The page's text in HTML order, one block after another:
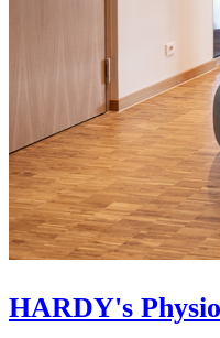
HARDY's